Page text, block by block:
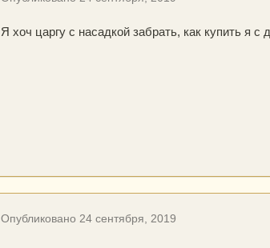
Я хоч царгу с насадкой забрать, как купить я с
Опубликовано 24 сентября, 2019